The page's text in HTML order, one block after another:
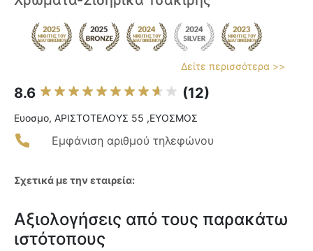
Δείτε περισσότερα >>
8.6 (12)
Ευοσμο, ΑΡΙΣΤΟΤΕΛΟΥΣ 55 ,ΕΥΟΣΜΟΣ
Εμφάνιση αριθμού τηλεφώνου
Σχετικά με την εταιρεία:
Αξιολογήσεις από τους παρακάτω
ιστότοπους